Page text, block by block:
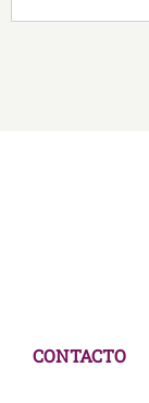
CONTACTO